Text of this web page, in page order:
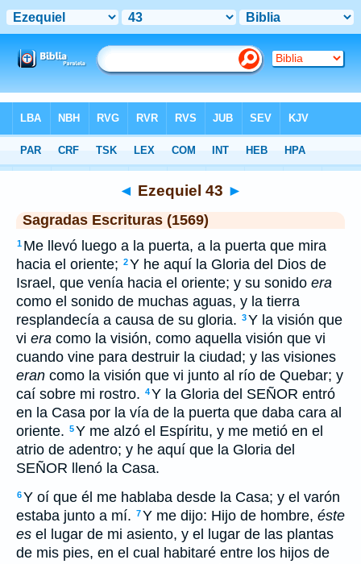
>SEV> Ezequiel 43
◄ Ezequiel 43 ►
Sagradas Escrituras (1569)
1 Me llevó luego a la puerta, a la puerta que mira
hacia el oriente; 2Y he aquí la Gloria del Dios de
Israel, que venía hacia el oriente; y su sonido era
como el sonido de muchas aguas, y la tierra
resplandecía a causa de su gloria. 3Y la visión que
vi era como la visión, como aquella visión que vi
cuando vine para destruir la ciudad; y las visiones
eran como la visión que vi junto al río de Quebar; y
caí sobre mi rostro. 4Y la Gloria del SEÑOR entró
en la Casa por la vía de la puerta que daba cara al
oriente. 5Y me alzó el Espíritu, y me metió en el
atrio de adentro; y he aquí que la Gloria del
SEÑOR llenó la Casa.
6Y oí que él me hablaba desde la Casa; y el varón
estaba junto a mí. 7Y me dijo: Hijo de hombre, éste
es el lugar de mi asiento, y el lugar de las plantas
de mis pies, en el cual habitaré entre los hijos de